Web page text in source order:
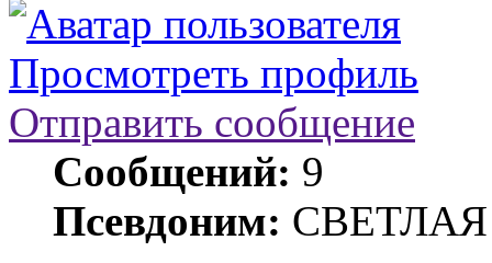
Просмотреть профиль
Отправить сообщение
Сообщений: 9
Псевдоним: СВЕТЛАЯ